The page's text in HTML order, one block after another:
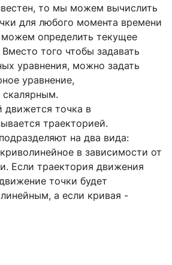
то мы можем вычислить
для любого момента времени
можем определить текущее
того чтобы задавать
уравнения, можно задать
уравнение,
движется точка в
траекторией.
на два вида:
в зависимости от
Если траектория движения
точки будет
а если кривая -